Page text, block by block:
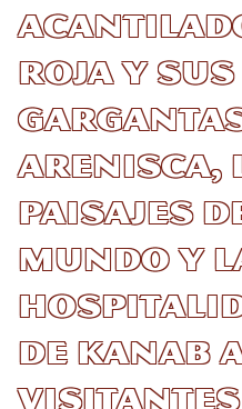
roja y
arenisca,
paisajes
mundo y
de Kanab
visitantes